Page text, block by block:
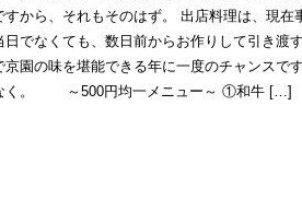
すから、それもそのはず。 出店料理は、現在
日でなくても、数日前からお作りして引き渡
京園の味を堪能できる年に一度のチャンスで
く。 ～500円均一メニュー～ ①和牛 […]